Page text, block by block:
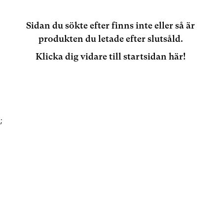
Sidan du sökte efter finns inte eller så är
produkten du letade efter slutsåld.
Klicka dig vidare till startsidan här!
;